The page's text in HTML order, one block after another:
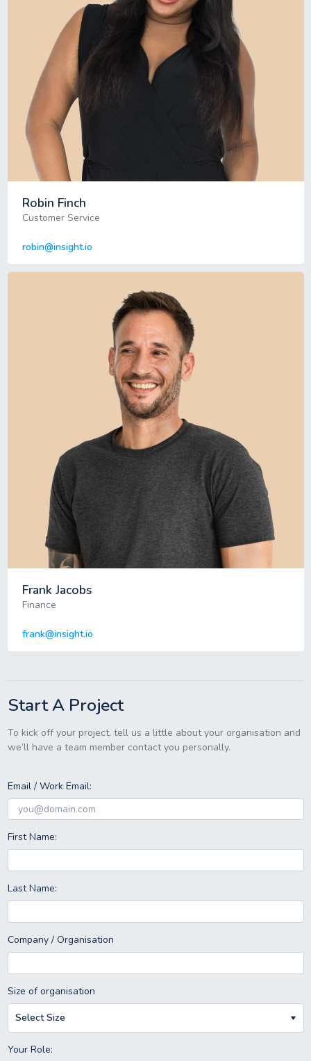
Robin Finch
Customer Service
robin@insight.io
Frank Jacobs
Finance
frank@insight.io
Start A Project
To kick off your project, tell us a little about your organisation and
we’ll have a team member contact you personally.
Email / Work Email:
First Name:
Last Name:
Company / Organisation
Size of organisation
Your Role: